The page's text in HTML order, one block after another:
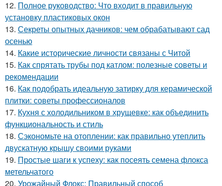
12. Полное руководство: Что входит в правильную
установку пластиковых окон
13. Секреты опытных дачников: чем обрабатывают сад
осенью
14. Какие исторические личности связаны с Читой
15. Как спрятать трубы под катлом: полезные советы и
рекомендации
16. Как подобрать идеальную затирку для керамической
плитки: советы профессионалов
17. Кухня с холодильником в хрущевке: как объединить
функциональность и стиль
18. Сэкономьте на отоплении: как правильно утеплить
двускатную крышу своими руками
19. Простые шаги к успеху: как посеять семена флокса
метельчатого
20. Урожайный Флокс: Правильный способ